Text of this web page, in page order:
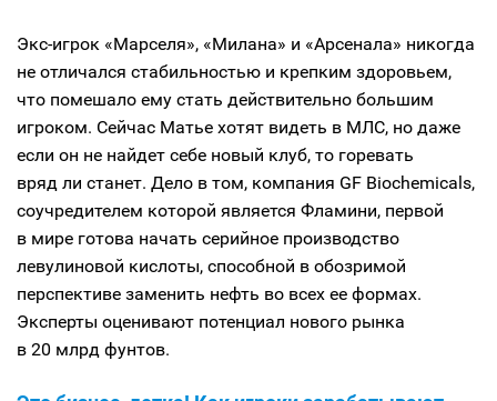
Экс-игрок «Марселя», «Милана» и «Арсенала» никогда
не отличался стабильностью и крепким здоровьем,
что помешало ему стать действительно большим
игроком. Сейчас Матье хотят видеть в МЛС, но даже
если он не найдет себе новый клуб, то горевать
вряд ли станет. Дело в том, компания GF Biochemicals,
соучредителем которой является Фламини, первой
в мире готова начать серийное производство
левулиновой кислоты, способной в обозримой
перспективе заменить нефть во всех ее формах.
Эксперты оценивают потенциал нового рынка
в 20 млрд фунтов.